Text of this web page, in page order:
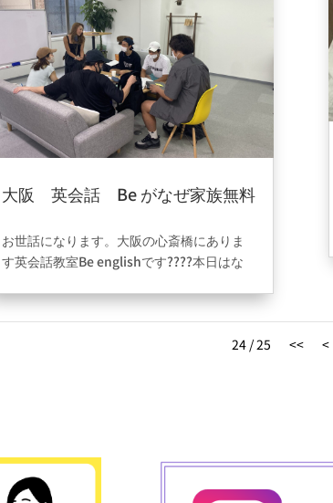
大阪 英会話 Be がなぜ家族無料
て????‍????‍????‍????
お世話になります。大阪の心斎橋にありま
す英会話教室Be englishです????本日はな
かについてです。今の時代の中で英語は唯
一世界共通言語になっており話せる人も多
く、話せるようになりたいと思う人も沢山
では英語習得は比較的難しいものと考えて
おります。費用もなぜか英語だけ他の言語
24 / 25 << <